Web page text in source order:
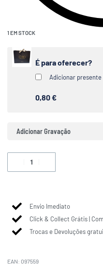
1 EM STOCK
É para oferecer?
Adicionar presente
0,80 €
Adicionar Gravação
Envio Imediato
Click & Collect Grátis |
Trocas e Devoluções
EAN: 097559